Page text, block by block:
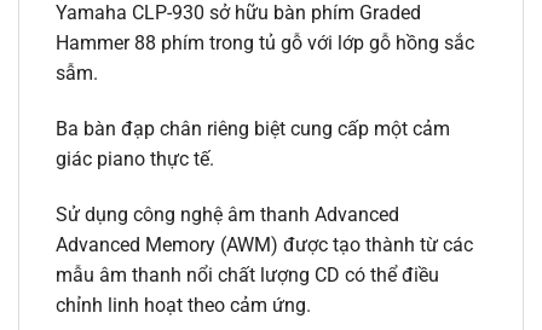
Yamaha CLP-930 sở hữu bàn phím Graded
Hammer 88 phím trong tủ gỗ với lớp gỗ hồng sắc
sẫm.
Ba bàn đạp chân riêng biệt cung cấp một cảm
giác piano thực tế.
Sử dụng công nghệ âm thanh Advanced
Advanced Memory (AWM) được tạo thành từ các
mẫu âm thanh nổi chất lượng CD có thể điều
chỉnh linh hoạt theo cảm ứng.